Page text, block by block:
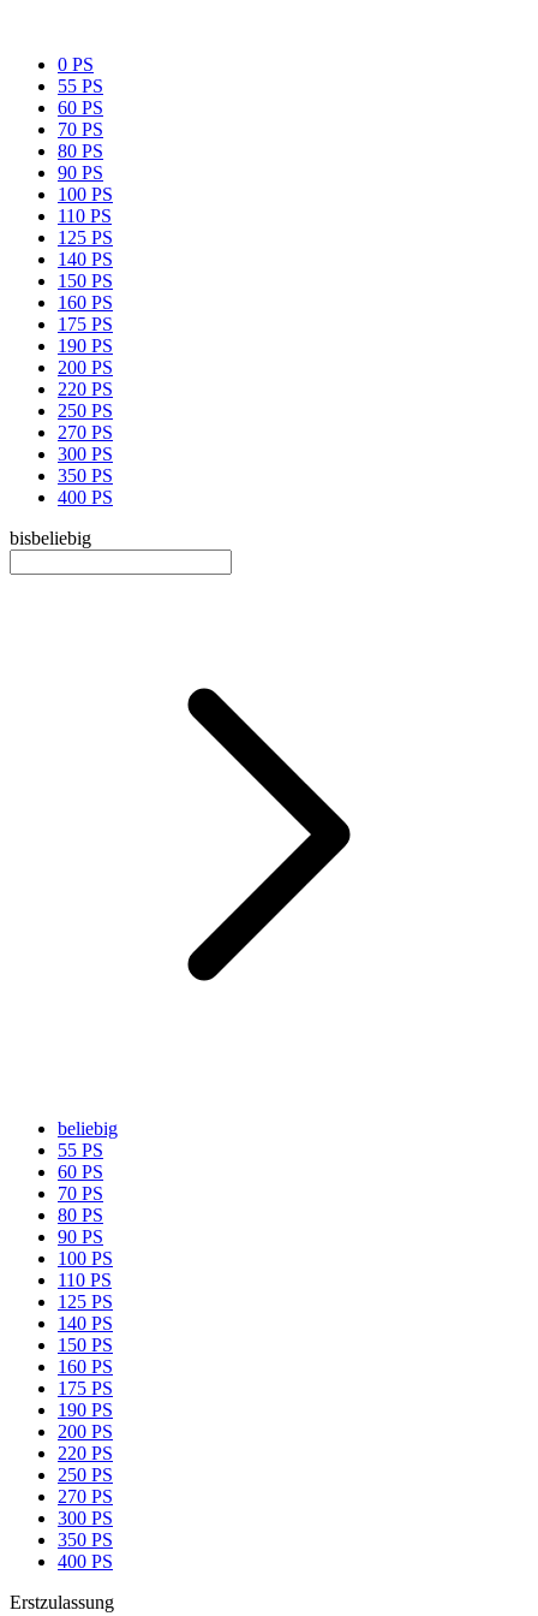
0 PS
55 PS
60 PS
70 PS
80 PS
90 PS
100 PS
110 PS
125 PS
140 PS
150 PS
160 PS
175 PS
190 PS
200 PS
220 PS
250 PS
270 PS
300 PS
350 PS
400 PS
bisbeliebig
beliebig
55 PS
60 PS
70 PS
80 PS
90 PS
100 PS
110 PS
125 PS
140 PS
150 PS
160 PS
175 PS
190 PS
200 PS
220 PS
250 PS
270 PS
300 PS
350 PS
400 PS
Erstzulassung